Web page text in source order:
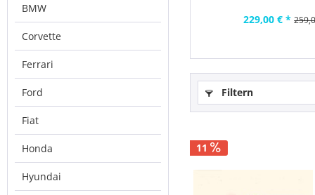
BMW
Corvette
Ferrari
Ford
Fiat
Honda
Hyundai
229,00 € *
Filtern
11